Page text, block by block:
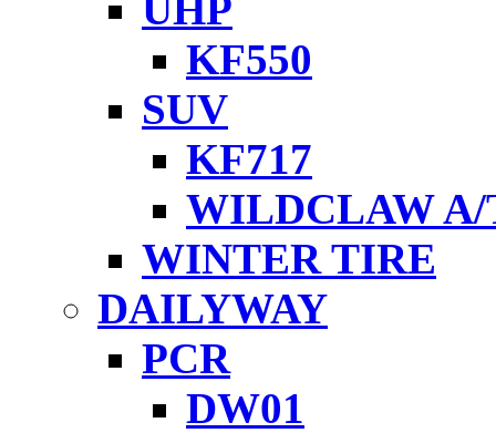
KF550
SUV
KF717
WILDCLAW
WINTER TIRE
DAILYWAY
PCR
DW01